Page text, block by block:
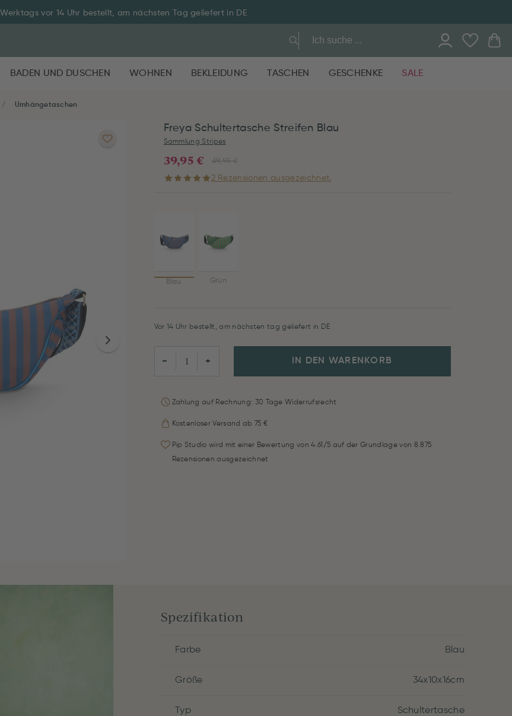
Werktags vor 14 Uhr bestellt, am nächsten Tag geliefert in DE
BADEN UND DUSCHEN WOHNEN BEKLEIDUNG TASCHEN GESCHENKE SALE
Umhängetaschen
Freya Schultertasche Streifen Blau
Sammlung Stripes
49,95 €
39,95 €
2 Rezensionen ausgezeichnet.
Blau Grün
Vor 14 Uhr bestellt, am nächsten tag geliefert in DE
− + IN DEN WARENKORB
Zahlung auf Rechnung: 30 Tage Widerrufsrecht
Kostenloser Versand ab 75 €
Pip Studio wird mit einer Bewertung von 4.61/5 auf der Grundlage von 8.875
Rezensionen ausgezeichnet
Spezifikation
Farbe Blau
Größe 34x10x16cm
Typ Schultertasche